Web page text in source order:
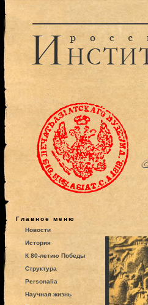
Главное меню
Новости
История
К 80-летию Победы
Структура
Personalia
Научная жизнь